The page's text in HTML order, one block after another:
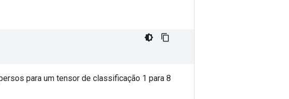
para um tensor de classificação 1 para 8